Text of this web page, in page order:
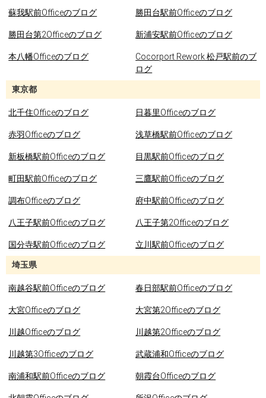
蘇我駅前Officeのブログ 勝田台駅前Officeのブログ
勝田台第2Officeのブログ 新浦安駅前Officeのブログ
本八幡Officeのブログ
Cocorport Rework 松戸駅前のブ
ログ
東京都
北千住Officeのブログ 日暮里Officeのブログ
赤羽Officeのブログ 浅草橋駅前Officeのブログ
新板橋駅前Officeのブログ 目黒駅前Officeのブログ
町田駅前Officeのブログ 三鷹駅前Officeのブログ
調布Officeのブログ 府中駅前Officeのブログ
八王子駅前Officeのブログ 八王子第2Officeのブログ
国分寺駅前Officeのブログ 立川駅前Officeのブログ
埼玉県
南越谷駅前Officeのブログ 春日部駅前Officeのブログ
大宮Officeのブログ 大宮第2Officeのブログ
川越Officeのブログ 川越第2Officeのブログ
川越第3Officeのブログ 武蔵浦和Officeのブログ
南浦和駅前Officeのブログ 朝霞台Officeのブログ